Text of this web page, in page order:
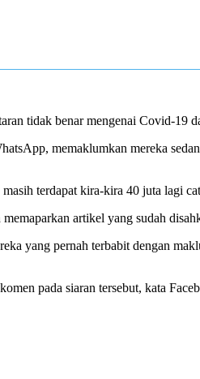
tidak benar mengenai Covid-19
memaklumkan mereka
masih terdapat kira-kira 40 juta lagi
artikel yang sudah
yang pernah terbabit dengan
pada siaran tersebut, kata